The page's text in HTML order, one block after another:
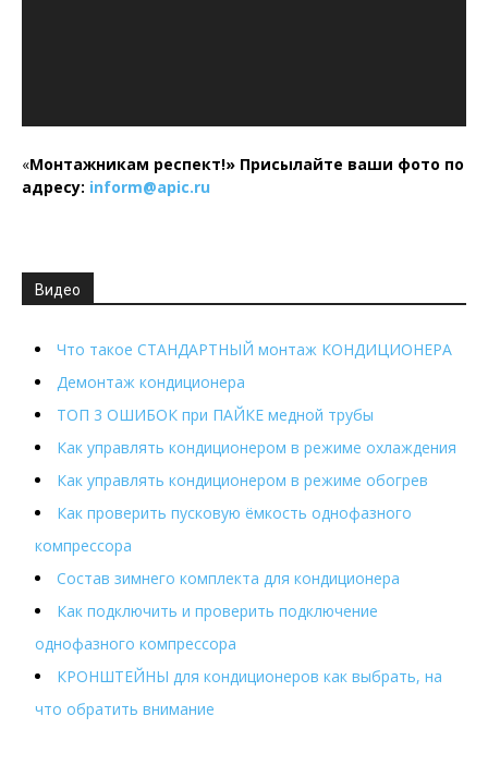
«Монтажникам респект!» Присылайте ваши фото по
адресу: inform@apic.ru
Видео
Что такое СТАНДАРТНЫЙ монтаж КОНДИЦИОНЕРА
Демонтаж кондиционера
ТОП 3 ОШИБОК при ПАЙКЕ медной трубы
Как управлять кондиционером в режиме охлаждения
Как управлять кондиционером в режиме обогрев
Как проверить пусковую ёмкость однофазного
компрессора
Состав зимнего комплекта для кондиционера
Как подключить и проверить подключение
однофазного компрессора
КРОНШТЕЙНЫ для кондиционеров как выбрать, на
что обратить внимание